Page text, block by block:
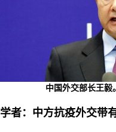
中国外交部长王毅
学者：中方抗疫外交带